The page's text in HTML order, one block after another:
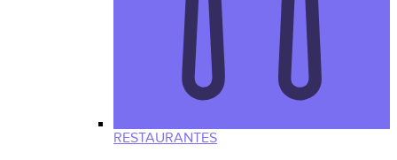
RESTAURANTES